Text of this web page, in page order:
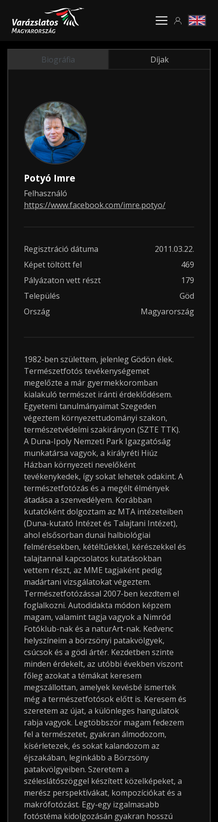
Biográfia Díjak
Potyó Imre
Felhasználó
https://www.facebook.com/imre.potyo/
Regisztráció dátuma
2011.03.22.
Képet töltött fel
469
Pályázaton vett részt
179
Település
Göd
Ország
Magyarország
1982-ben születtem, jelenleg Gödön élek.
Természetfotós tevékenységemet
megelőzte a már gyermekkoromban
kialakuló természet iránti érdeklődésem.
Egyetemi tanulmányaimat Szegeden
végeztem környezettudományi szakon,
természetvédelmi szakirányon (SZTE TTK).
A Duna-Ipoly Nemzeti Park Igazgatóság
munkatársa vagyok, a királyréti Hiúz
Házban környezeti nevelőként
tevékenykedek, így sokat lehetek odakint. A
természetfotózás és a megélt élmények
átadása a szenvedélyem. Korábban
kutatóként dolgoztam az MTA intézeteiben
(Duna-kutató Intézet és Talajtani Intézet),
ahol elsősorban dunai halbiológiai
felmérésekben, kétéltűekkel, kérészekkel és
talajtannal kapcsolatos kutatásokban
vettem részt, az MME tagjaként pedig
madártani vizsgálatokat végeztem.
Természetfotózással 2007-ben kezdtem el
foglalkozni. Autodidakta módon képzem
magam, valamint tagja vagyok a Nimród
Fotóklub-nak és a naturArt-nak. Kedvenc
helyszíneim a börzsönyi patakvölgyek,
csúcsok és a gödi ártér. Kezdetben szinte
minden érdekelt, az utóbbi években viszont
főleg azokat a témákat keresem
megszállottan, amelyek kevésbé ismertek
még a természetfotósok előtt is. Keresem és
szeretem az újat, a különleges hangulatok
rabja vagyok. Legtöbbször magam fedezem
fel a természetet, gyakran álmodozom,
kísérletezek, és sokat kalandozom az
éjszakában, leginkább a Börzsöny
patakvölgyeiben. Szeretem a
széleslátószöggel készített közelképeket, a
merész perspektívákat, kompozíciókat és a
makrófotózást. Egy-egy izgalmasabb
fotóstéma kidolgozásán gyakran hosszú